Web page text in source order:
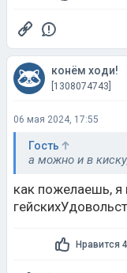
конём ходи!
[1308074743]
06 мая 2024, 17:55
Гость
а можно и в
как пожелаешь,
Нравится 4